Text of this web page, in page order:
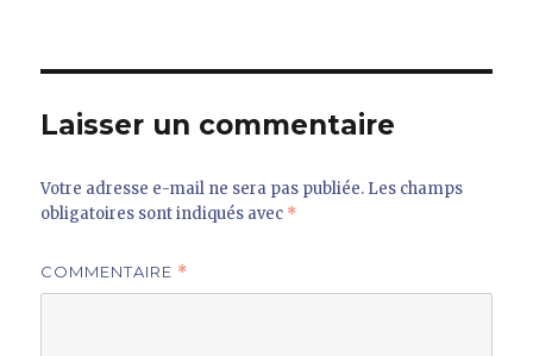
Laisser un commentaire
Votre adresse e-mail ne sera pas publiée. Les champs
obligatoires sont indiqués avec *
COMMENTAIRE *